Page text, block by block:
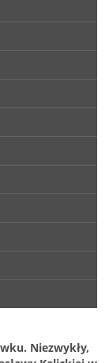
Niezwykły,